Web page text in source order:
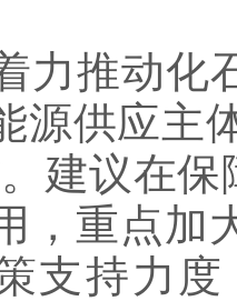
力推动化
源供应主
建议在
，重点加
支持力